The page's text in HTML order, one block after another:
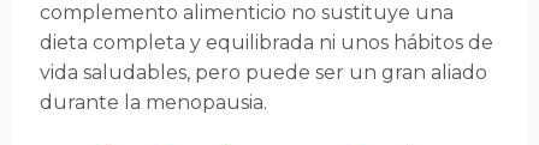
complemento alimenticio no sustituye una
dieta completa y equilibrada ni unos hábitos de
vida saludables, pero puede ser un gran aliado
durante la menopausia.